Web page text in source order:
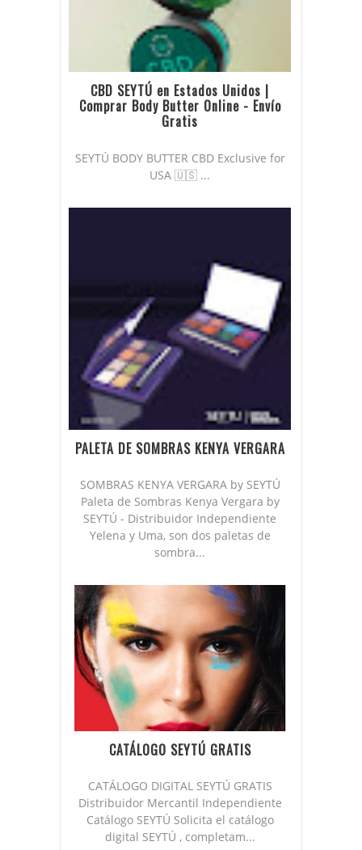
CBD SEYTÚ en Estados Unidos |
Comprar Body Butter Online - Envío
Gratis
SEYTÚ BODY BUTTER CBD Exclusive for
USA 🇺🇸 ...
PALETA DE SOMBRAS KENYA VERGARA
SOMBRAS KENYA VERGARA by SEYTÚ
Paleta de Sombras Kenya Vergara by
SEYTÚ - Distribuidor Independiente
Yelena y Uma, son dos paletas de
sombra...
CATÁLOGO SEYTÚ GRATIS
CATÁLOGO DIGITAL SEYTÚ GRATIS
Distribuidor Mercantil Independiente
Catálogo SEYTÚ Solicita el catálogo
digital SEYTÚ , completam...